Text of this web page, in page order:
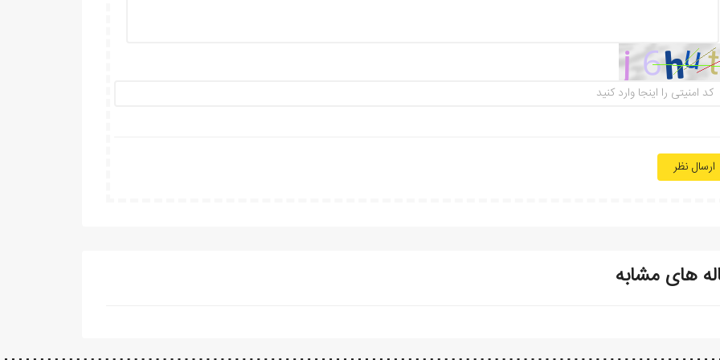
ارسال نظر
های مشابه